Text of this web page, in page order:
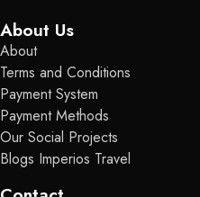
About Us
About
Terms and Conditions
Payment System
Payment Methods
Our Social Projects
Blogs Imperios Travel